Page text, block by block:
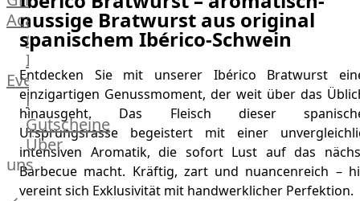
Academy
OTTO@Home
Individuelle
Events
Partner
Kalender
Gästehaus
Villa
Glanzstoff
Gutscheine
Über
uns
nussige Bratwurst aus original
spanischem Ibérico-Schwein
Entdecken Sie mit unserer Ibérico Bratwurst
einzigartigen Genussmoment, der weit über das
hinausgeht. Das Fleisch dieser
Ursprungsrasse begeistert mit einer
intensiven Aromatik, die sofort Lust auf das
Barbecue macht. Kräftig, zart und nuancenreich –
vereint sich Exklusivität mit handwerklicher Perfektion.